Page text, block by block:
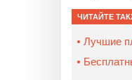
ЧИТАЙТЕ
Лучшие